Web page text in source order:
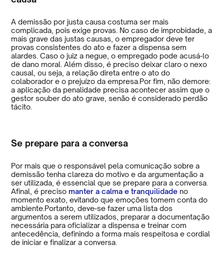
A demissão por justa causa costuma ser mais
complicada, pois exige provas. No caso de improbidade, a
mais grave das justas causas, o empregador deve ter
provas consistentes do ato e fazer a dispensa sem
alardes. Caso o juiz a negue, o empregado pode acusá-lo
de dano moral. Além disso, é preciso deixar claro o nexo
causal, ou seja, a relação direta entre o ato do
colaborador e o prejuízo da empresa.Por fim, não demore:
a aplicação da penalidade precisa acontecer assim que o
gestor souber do ato grave, senão é considerado perdão
tácito.
Se prepare para a conversa
Por mais que o responsável pela comunicação sobre a
demissão tenha clareza do motivo e da argumentação a
ser utilizada, é essencial que se prepare para a conversa.
Afinal, é preciso manter a calma e tranquilidade no
momento exato, evitando que emoções tomem conta do
ambiente.Portanto, deve-se fazer uma lista dos
argumentos a serem utilizados, preparar a documentação
necessária para oficializar a dispensa e treinar com
antecedência, definindo a forma mais respeitosa e cordial
de iniciar e finalizar a conversa.